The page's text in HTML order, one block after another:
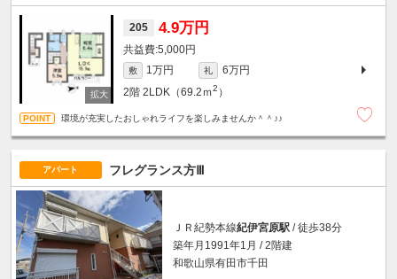
205 4.9万円
5,000円
敷 1万円 礼
6万円
2階 2LDK（69.2ｍ2 ）
環境が充実したおしゃれライフを楽しみませんか＾＾♪♪
アパート フレグランス方Ⅲ
ＪＲ紀勢本線紀伊宮原駅 / 徒歩38分
築年月1991年1月 / 2階建
和歌山県有田市千田